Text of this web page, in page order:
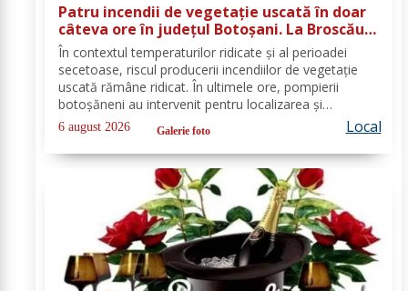
Patru incendii de vegetație uscată în doar
câteva ore în județul Botoșani. La Broscăuți
a ars un hectar de vegetație
În contextul temperaturilor ridicate și al perioadei
secetoase, riscul producerii incendiilor de vegetație
uscată rămâne ridicat. În ultimele ore, pompierii
botoșăneni au intervenit pentru localizarea și
lichidarea a patru incendii de vegetație uscată,
produse în următoarele localități: Broscăuți –...
6 august 2026 Galerie foto Local